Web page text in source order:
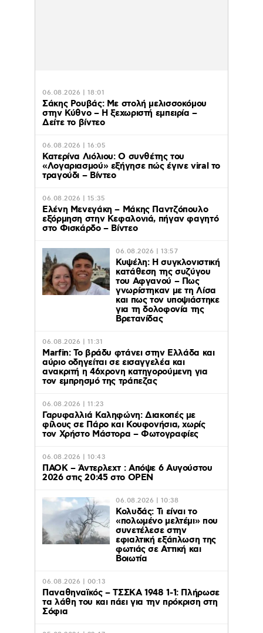
06.08.2026 | 18:01
Σάκης Ρουβάς: Με στολή μελισσοκόμου
στην Κύθνο – Η ξεχωριστή εμπειρία –
Δείτε το βίντεο
06.08.2026 | 16:05
Κατερίνα Λιόλιου: Ο συνθέτης του
«Λογαριασμού» εξήγησε πώς έγινε viral το
τραγούδι – Βίντεο
06.08.2026 | 15:35
Ελένη Μενεγάκη – Μάκης Παντζόπουλο
εξόρμηση στην Κεφαλονιά, πήγαν φαγητό
στο Φισκάρδο – Βίντεο
06.08.2026 | 13:57
Κυψέλη: Η συγκλονιστική
κατάθεση της συζύγου
του Αφγανού – Πως
γνωρίστηκαν με τη Λίσα
και πως τον υποψιάστηκε
για τη δολοφονία της
Βρετανίδας
06.08.2026 | 11:31
Marfin: Το βράδυ φτάνει στην Ελλάδα και
αύριο οδηγείται σε εισαγγελέα και
ανακριτή η 46χρονη κατηγορούμενη για
τον εμπρησμό της τράπεζας
06.08.2026 | 11:23
Γαρυφαλλιά Καληφώνη: Διακοπές με
φίλους σε Πάρο και Κουφονήσια, χωρίς
τον Χρήστο Μάστορα – Φωτογραφίες
06.08.2026 | 10:43
ΠΑΟΚ – Άντερλεχτ : Απόψε 6 Αυγούστου
2026 στις 20:45 στο ΟΡΕΝ
06.08.2026 | 10:38
Κολυδάς: Τι είναι το
«πολωμένο μελτέμι» που
συνετέλεσε στην
εφιαλτική εξάπλωση της
φωτιάς σε Αττική και
Βοιωτία
06.08.2026 | 00:13
Παναθηναϊκός – ΤΣΣΚΑ 1948 1-1: Πλήρωσε
τα λάθη του και πάει για την πρόκριση στη
Σόφια